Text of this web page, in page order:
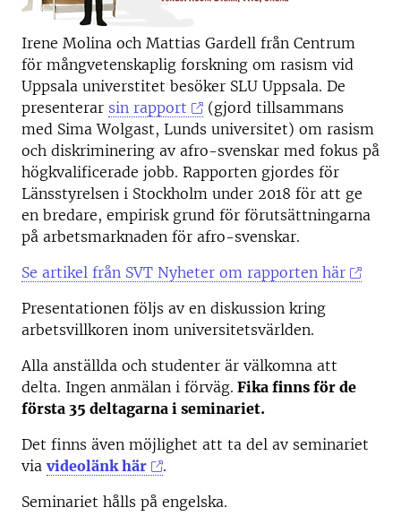
Irene Molina och Mattias Gardell från Centrum
för mångvetenskaplig forskning om rasism vid
Uppsala universtitet besöker SLU Uppsala. De
presenterar sin rapport
(gjord tillsammans
med Sima Wolgast, Lunds universitet) om rasism
och diskriminering av afro-svenskar med fokus på
högkvalificerade jobb. Rapporten gjordes för
Länsstyrelsen i Stockholm under 2018 för att ge
en bredare, empirisk grund för förutsättningarna
på arbetsmarknaden för afro-svenskar.
Se artikel från SVT Nyheter om rapporten här
Presentationen följs av en diskussion kring
arbetsvillkoren inom universitetsvärlden.
Alla anställda och studenter är välkomna att
delta. Ingen anmälan i förväg. Fika finns för de
första 35 deltagarna i seminariet.
Det finns även möjlighet att ta del av seminariet
viavideolänk här
.
Seminariet hålls på engelska.